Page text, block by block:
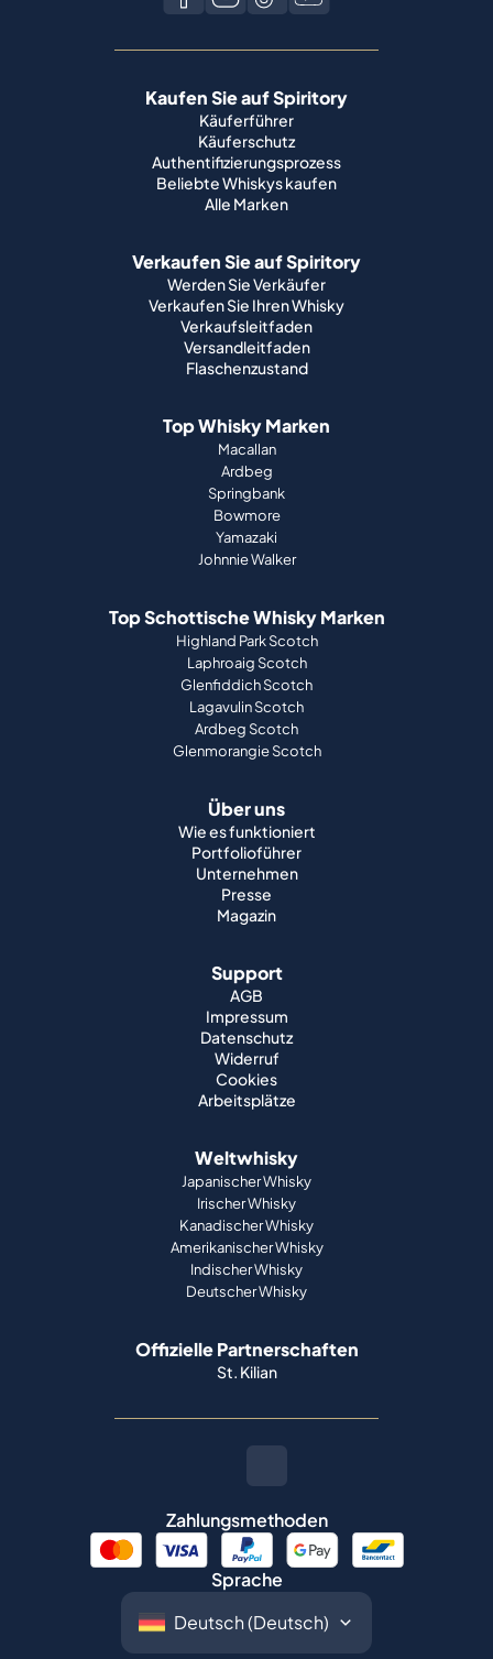
Kaufen Sie auf Spiritory
Käuferführer
Käuferschutz
Authentifizierungsprozess
Beliebte Whiskys kaufen
Alle Marken
Verkaufen Sie auf Spiritory
Werden Sie Verkäufer
Verkaufen Sie Ihren Whisky
Verkaufsleitfaden
Versandleitfaden
Flaschenzustand
Top Whisky Marken
Macallan
Ardbeg
Springbank
Bowmore
Yamazaki
Johnnie Walker
Top Schottische Whisky Marken
Highland Park Scotch
Laphroaig Scotch
Glenfiddich Scotch
Lagavulin Scotch
Ardbeg Scotch
Glenmorangie Scotch
Über uns
Wie es funktioniert
Portfolioführer
Unternehmen
Presse
Magazin
Support
AGB
Impressum
Datenschutz
Widerruf
Cookies
Arbeitsplätze
Weltwhisky
Japanischer Whisky
Irischer Whisky
Kanadischer Whisky
Amerikanischer Whisky
Indischer Whisky
Deutscher Whisky
Offizielle Partnerschaften
St. Kilian
Zahlungsmethoden
Sprache